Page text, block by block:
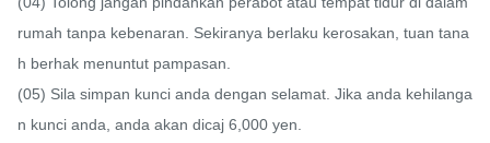
rumah tanpa kebenaran. Sekiranya berlaku kerosakan, tuan tana
h berhak menuntut pampasan.
(05) Sila simpan kunci anda dengan selamat. Jika anda kehilanga
n kunci anda, anda akan dicaj 6,000 yen.